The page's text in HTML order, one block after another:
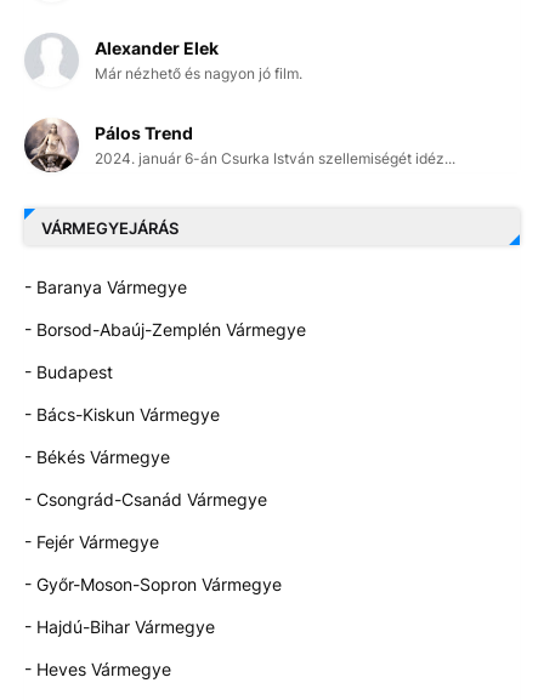
Alexander Elek
Már nézhető és nagyon jó film.
Pálos Trend
2024. január 6-án Csurka István szellemiségét idéz...
VÁRMEGYEJÁRÁS
- Baranya Vármegye
- Borsod-Abaúj-Zemplén Vármegye
- Budapest
- Bács-Kiskun Vármegye
- Békés Vármegye
- Csongrád-Csanád Vármegye
- Fejér Vármegye
- Győr-Moson-Sopron Vármegye
- Hajdú-Bihar Vármegye
- Heves Vármegye